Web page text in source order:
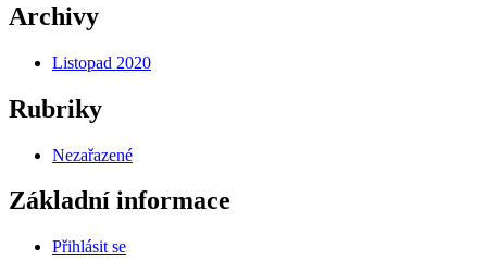
Archivy
Listopad 2020
Rubriky
Nezařazené
Základní informace
Přihlásit se